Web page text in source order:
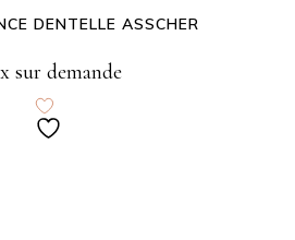
DENTELLE ASSCHER